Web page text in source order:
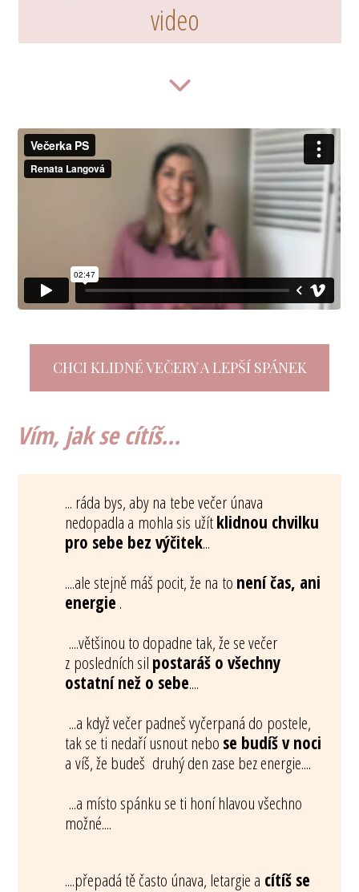
video
CHCI KLIDNÉ VEČERY A LEPŠÍ SPÁNEK
Vím, jak se cítíš...
... ráda bys, aby na tebe večer únava
nedopadla a mohla sis užítklidnou chvilku
pro sebe bez výčitek...
....ale stejně máš pocit, že na to není čas, ani
energie .
....většinou to dopadne tak, že se večer
z posledních sil postaráš o všechny
ostatní než o sebe....
...a když večer padneš vyčerpaná do postele,
tak se ti nedaří usnout nebo se budíš v noci
a víš, že budeš druhý den zase bez energie....
...a místo spánku se ti honí hlavou všechno
možné....
....přepadá tě často únava, letargie a cítíš se